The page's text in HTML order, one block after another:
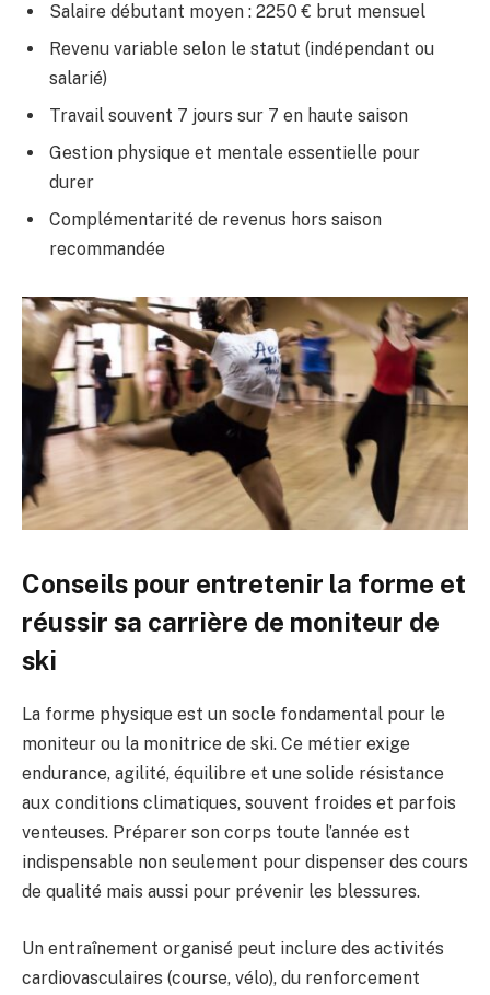
Salaire débutant moyen : 2250 € brut mensuel
Revenu variable selon le statut (indépendant ou
salarié)
Travail souvent 7 jours sur 7 en haute saison
Gestion physique et mentale essentielle pour
durer
Complémentarité de revenus hors saison
recommandée
Conseils pour entretenir la forme et
réussir sa carrière de moniteur de
ski
La forme physique est un socle fondamental pour le
moniteur ou la monitrice de ski. Ce métier exige
endurance, agilité, équilibre et une solide résistance
aux conditions climatiques, souvent froides et parfois
venteuses. Préparer son corps toute l’année est
indispensable non seulement pour dispenser des cours
de qualité mais aussi pour prévenir les blessures.
Un entraînement organisé peut inclure des activités
cardiovasculaires (course, vélo), du renforcement